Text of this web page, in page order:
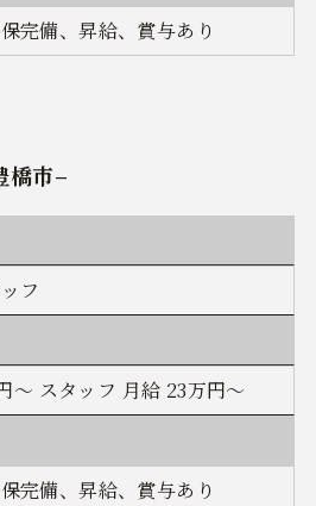
完備、昇給、賞与あり
橋市–
フ
～ スタッフ 月給 23万円～
完備、昇給、賞与あり